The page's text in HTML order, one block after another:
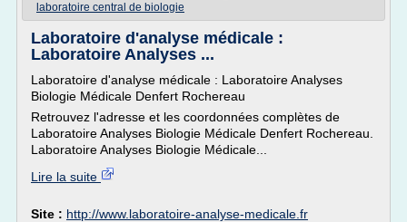
laboratoire central de biologie
Laboratoire d'analyse médicale :
Laboratoire Analyses ...
Laboratoire d'analyse médicale : Laboratoire Analyses
Biologie Médicale Denfert Rochereau
Retrouvez l'adresse et les coordonnées complètes de
Laboratoire Analyses Biologie Médicale Denfert Rochereau.
Laboratoire Analyses Biologie Médicale...
Lire la suite
Site : http://www.laboratoire-analyse-medicale.fr